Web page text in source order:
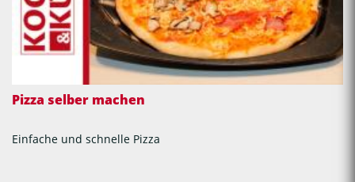
Pizza selber machen
Einfache und schnelle Pizza